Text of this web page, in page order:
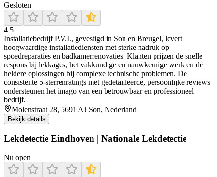
Gesloten
4.5
Installatiebedrijf P.V.I., gevestigd in Son en Breugel, levert
hoogwaardige installatiediensten met sterke nadruk op
spoedreparaties en badkamerrenovaties. Klanten prijzen de snelle
respons bij lekkages, het vakkundige en nauwkeurige werk en de
heldere oplossingen bij complexe technische problemen. De
consistente 5‑sterrenratings met gedetailleerde, persoonlijke reviews
ondersteunen het imago van een betrouwbaar en professioneel
bedrijf.
Molenstraat 28, 5691 AJ Son, Nederland
Bekijk details
Lekdetectie Eindhoven | Nationale Lekdetectie
Nu open